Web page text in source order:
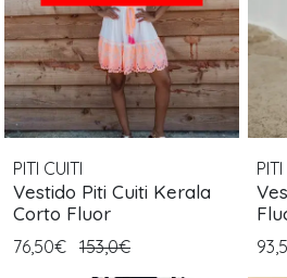
PITI CUITI
Vestido Piti Cuiti Kerala
Corto Fluor
76,50€ 153,0€